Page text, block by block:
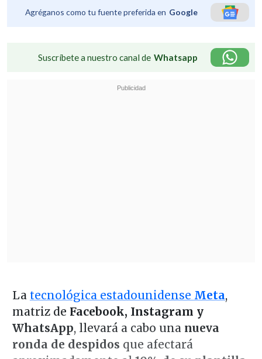
Agréganos como tu fuente preferida en Google
Suscríbete a nuestro canal de Whatsapp
La tecnológica estadounidense Meta,
matriz de Facebook, Instagram y
WhatsApp, llevará a cabo una nueva
ronda de despidos que afectará